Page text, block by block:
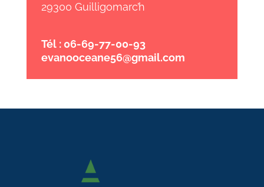
29300 Guilligomarc’h
Tél : 06-69-77-00-93
evanooceane56@gmail.com